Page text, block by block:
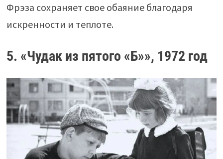
Фрэза сохраняет свое обаяние благодаря
искренности и теплоте.
5. «Чудак из пятого «Б»», 1972 год